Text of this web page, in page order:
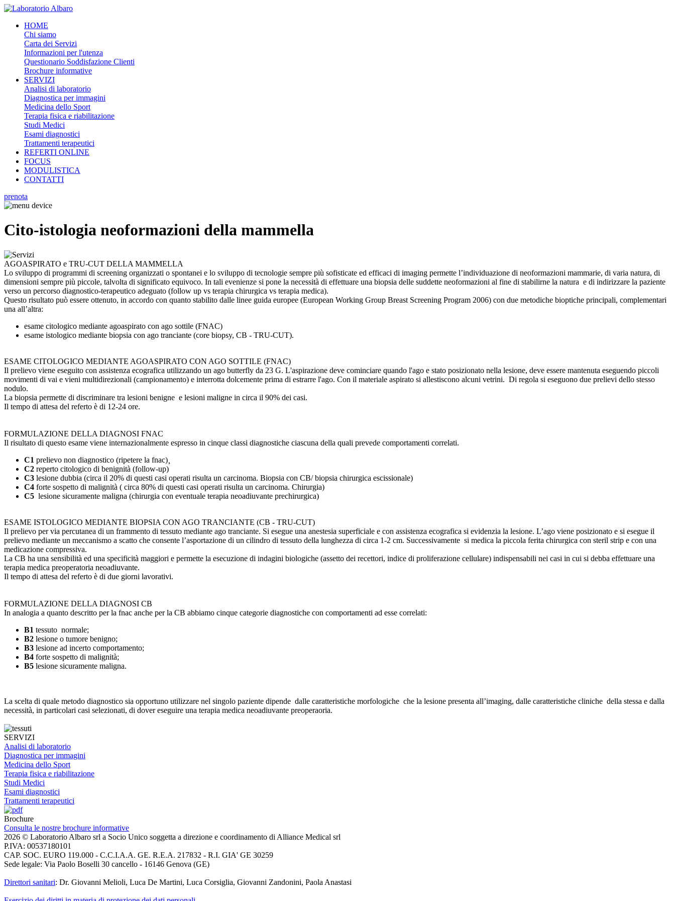
HOME
Chi siamo
Carta dei Servizi
Informazioni per l'utenza
Questionario Soddisfazione Clienti
Brochure informative
SERVIZI
Analisi di laboratorio
Diagnostica per immagini
Medicina dello Sport
Terapia fisica e riabilitazione
Studi Medici
Esami diagnostici
Trattamenti terapeutici
REFERTI ONLINE
FOCUS
MODULISTICA
CONTATTI
prenota
Cito-istologia neoformazioni della mammella
AGOASPIRATO e TRU-CUT DELLA MAMMELLA
Lo sviluppo di programmi di screening organizzati o spontanei e lo sviluppo di tecnologie sempre più sofisticate ed efficaci di imaging permette l’individuazione di neoformazioni mammarie, di varia natura, di
dimensioni sempre più piccole, talvolta di significato equivoco. In tali evenienze si pone la necessità di effettuare una biopsia delle suddette neoformazioni al fine di stabilirne la natura e di indirizzare la paziente
verso un percorso diagnostico-terapeutico adeguato (follow up vs terapia chirurgica vs terapia medica).
Questo risultato può essere ottenuto, in accordo con quanto stabilito dalle linee guida europee (European Working Group Breast Screening Program 2006) con due metodiche bioptiche principali, complementari
una all’altra:
esame citologico mediante agoaspirato con ago sottile (FNAC)
esame istologico mediante biopsia con ago tranciante (core biopsy, CB - TRU-CUT).
ESAME CITOLOGICO MEDIANTE AGOASPIRATO CON AGO SOTTILE (FNAC)
Il prelievo viene eseguito con assistenza ecografica utilizzando un ago butterfly da 23 G. L'aspirazione deve cominciare quando l'ago e stato posizionato nella lesione, deve essere mantenuta eseguendo piccoli
movimenti di vai e vieni multidirezionali (campionamento) e interrotta dolcemente prima di estrarre l'ago. Con il materiale aspirato si allestiscono alcuni vetrini. Di regola si eseguono due prelievi dello stesso
nodulo.
La biopsia permette di discriminare tra lesioni benigne e lesioni maligne in circa il 90% dei casi.
Il tempo di attesa del referto è di 12-24 ore.
FORMULAZIONE DELLA DIAGNOSI FNAC
Il risultato di questo esame viene internazionalmente espresso in cinque classi diagnostiche ciascuna della quali prevede comportamenti correlati.
C1 prelievo non diagnostico (ripetere la fnac)¸
C2 reperto citologico di benignità (follow-up)
C3 lesione dubbia (circa il 20% di questi casi operati risulta un carcinoma. Biopsia con CB/ biopsia chirurgica escissionale)
C4 forte sospetto di malignità ( circa 80% di questi casi operati risulta un carcinoma. Chirurgia)
C5 lesione sicuramente maligna (chirurgia con eventuale terapia neoadiuvante prechirurgica)
ESAME ISTOLOGICO MEDIANTE BIOPSIA CON AGO TRANCIANTE (CB - TRU-CUT)
Il prelievo per via percutanea di un frammento di tessuto mediante ago tranciante. Si esegue una anestesia superficiale e con assistenza ecografica si evidenzia la lesione. L’ago viene posizionato e si esegue il
prelievo mediante un meccanismo a scatto che consente l’asportazione di un cilindro di tessuto della lunghezza di circa 1-2 cm. Successivamente si medica la piccola ferita chirurgica con steril strip e con una
medicazione compressiva.
La CB ha una sensibilità ed una specificità maggiori e permette la esecuzione di indagini biologiche (assetto dei recettori, indice di proliferazione cellulare) indispensabili nei casi in cui si debba effettuare una
terapia medica preoperatoria neoadiuvante.
Il tempo di attesa del referto è di due giorni lavorativi.
FORMULAZIONE DELLA DIAGNOSI CB
In analogia a quanto descritto per la fnac anche per la CB abbiamo cinque categorie diagnostiche con comportamenti ad esse correlati:
B1 tessuto normale;
B2 lesione o tumore benigno;
B3 lesione ad incerto comportamento;
B4 forte sospetto di malignità;
B5 lesione sicuramente maligna.
La scelta di quale metodo diagnostico sia opportuno utilizzare nel singolo paziente dipende dalle caratteristiche morfologiche che la lesione presenta all’imaging, dalle caratteristiche cliniche della stessa e dalla
necessità, in particolari casi selezionati, di dover eseguire una terapia medica neoadiuvante preoperaoria.
SERVIZI
Analisi di laboratorio
Diagnostica per immagini
Medicina dello Sport
Terapia fisica e riabilitazione
Studi Medici
Esami diagnostici
Trattamenti terapeutici
Brochure
Consulta le nostre brochure informative
2026 © Laboratorio Albaro srl a Socio Unico soggetta a direzione e coordinamento di Alliance Medical srl
P.IVA: 00537180101
CAP. SOC. EURO 119.000 - C.C.I.A.A. GE. R.E.A. 217832 - R.I. GIA' GE 30259
Sede legale: Via Paolo Boselli 30 cancello - 16146 Genova (GE)
Direttori sanitari: Dr. Giovanni Melioli, Luca De Martini, Luca Corsiglia, Giovanni Zandonini, Paola Anastasi